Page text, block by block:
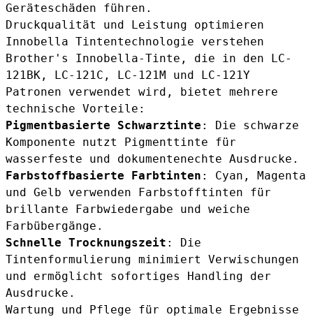
Geräteschäden führen.
Druckqualität und Leistung optimieren
Innobella Tintentechnologie verstehen
Brother's Innobella-Tinte, die in den LC-
121BK , LC-121C , LC-121M und LC-121Y
Patronen verwendet wird, bietet mehrere
technische Vorteile:
Pigmentbasierte Schwarztinte : Die schwarze
Komponente nutzt Pigmenttinte für
wasserfeste und dokumentenechte Ausdrucke.
Farbstoffbasierte Farbtinten : Cyan, Magenta
und Gelb verwenden Farbstofftinten für
brillante Farbwiedergabe und weiche
Farbübergänge.
Schnelle Trocknungszeit : Die
Tintenformulierung minimiert Verwischungen
und ermöglicht sofortiges Handling der
Ausdrucke.
Wartung und Pflege für optimale Ergebnisse